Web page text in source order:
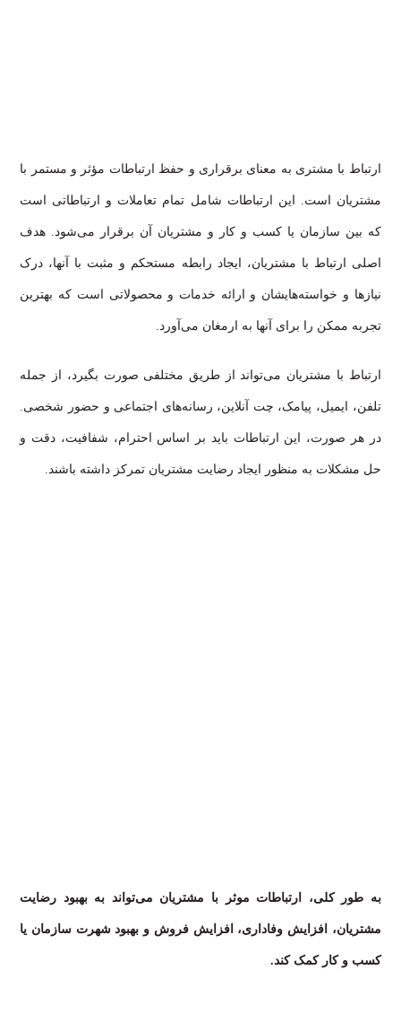
ارتباط با مشتری به معنای برقراری و حفظ ارتباطات مؤثر و مستمر با
مشتریان است. این ارتباطات شامل تمام تعاملات و ارتباطاتی است
که بین سازمان یا کسب و کار و مشتریان آن برقرار می‌شود. هدف
اصلی ارتباط با مشتریان، ایجاد رابطه مستحکم و مثبت با آنها، درک
نیازها و خواسته‌هایشان و ارائه خدمات و محصولاتی است که بهترین
تجربه ممکن را برای آنها به ارمغان می‌آورد.
ارتباط با مشتریان می‌تواند از طریق مختلفی صورت بگیرد، از جمله
تلفن، ایمیل، پیامک، چت آنلاین، رسانه‌های اجتماعی و حضور شخصی.
در هر صورت، این ارتباطات باید بر اساس احترام، شفافیت، دقت و
حل مشکلات به منظور ایجاد رضایت مشتریان تمرکز داشته باشند.
به طور کلی، ارتباطات موثر با مشتریان می‌تواند به بهبود رضایت
مشتریان، افزایش وفاداری، افزایش فروش و بهبود شهرت سازمان یا
کسب و کار کمک کند.